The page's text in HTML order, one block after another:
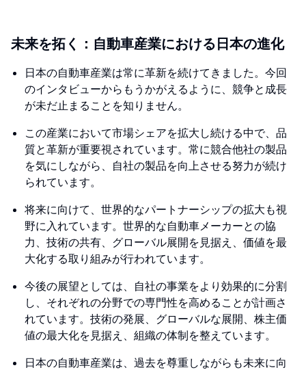
未来を拓く：自動車産業における日本の進化
日本の自動車産業は常に革新を続けてきました。今回
のインタビューからもうかがえるように、競争と成長
が未だ止まることを知りません。
この産業において市場シェアを拡大し続ける中で、品
質と革新が重要視されています。常に競合他社の製品
を気にしながら、自社の製品を向上させる努力が続け
られています。
将来に向けて、世界的なパートナーシップの拡大も視
野に入れています。世界的な自動車メーカーとの協
力、技術の共有、グローバル展開を見据え、価値を最
大化する取り組みが行われています。
今後の展望としては、自社の事業をより効果的に分割
し、それぞれの分野での専門性を高めることが計画さ
れています。技術の発展、グローバルな展開、株主価
値の最大化を見据え、組織の体制を整えています。
日本の自動車産業は、過去を尊重しながらも未来に向